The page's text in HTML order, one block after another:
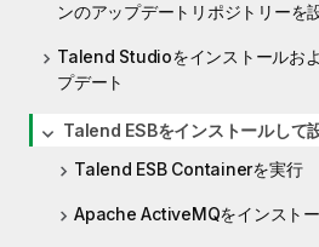
ンのアップデートリポジトリーを
Talend Studioをインストールお
プデート
Talend ESBをインストールして
Talend ESB Containerを実行
Apache ActiveMQをインスト